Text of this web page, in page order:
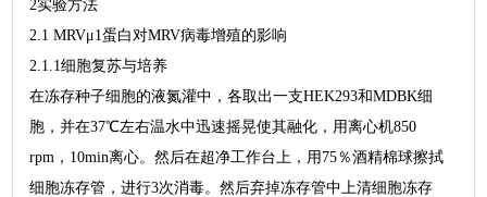
2实验方法
2.1 MRVμ1蛋白对MRV病毒增殖的影响
2.1.1细胞复苏与培养
在冻存种子细胞的液氮灌中，各取出一支HEK293和MDBK细
胞，并在37℃左右温水中迅速摇晃使其融化，用离心机850
rpm，10min离心。然后在超净工作台上，用75％酒精棉球擦拭
细胞冻存管，进行3次消毒。然后弃掉冻存管中上清细胞冻存